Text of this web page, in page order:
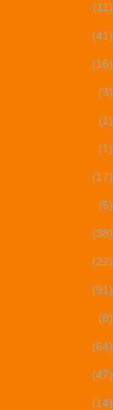
(11)
(41)
(16)
(3)
(1)
(1)
(17)
(5)
(38)
(22)
(91)
(8)
(64)
(47)
(14)